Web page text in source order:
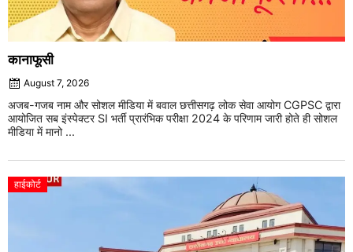
कानाफूसी
August 7, 2026
अजब-गजब नाम और सोशल मीडिया में बवाल छत्तीसगढ़ लोक सेवा आयोग CGPSC द्वारा
आयोजित सब इंस्पेक्टर SI भर्ती प्रारंभिक परीक्षा 2024 के परिणाम जारी होते ही सोशल
मीडिया में मानो ...
हाईकोर्ट